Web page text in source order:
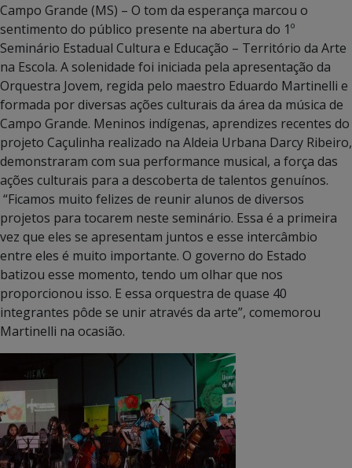
Campo Grande (MS) – O tom da esperança marcou o
sentimento do público presente na abertura do 1º
Seminário Estadual Cultura e Educação – Território da Arte
na Escola. A solenidade foi iniciada pela apresentação da
Orquestra Jovem, regida pelo maestro Eduardo Martinelli e
formada por diversas ações culturais da área da música de
Campo Grande. Meninos indígenas, aprendizes recentes do
projeto Caçulinha realizado na Aldeia Urbana Darcy Ribeiro,
demonstraram com sua performance musical, a força das
ações culturais para a descoberta de talentos genuínos.
“Ficamos muito felizes de reunir alunos de diversos
projetos para tocarem neste seminário. Essa é a primeira
vez que eles se apresentam juntos e esse intercâmbio
entre eles é muito importante. O governo do Estado
batizou esse momento, tendo um olhar que nos
proporcionou isso. E essa orquestra de quase 40
integrantes pôde se unir através da arte”, comemorou
Martinelli na ocasião.